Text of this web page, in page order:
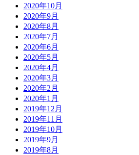
2020年10月
2020年9月
2020年8月
2020年7月
2020年6月
2020年5月
2020年4月
2020年3月
2020年2月
2020年1月
2019年12月
2019年11月
2019年10月
2019年9月
2019年8月